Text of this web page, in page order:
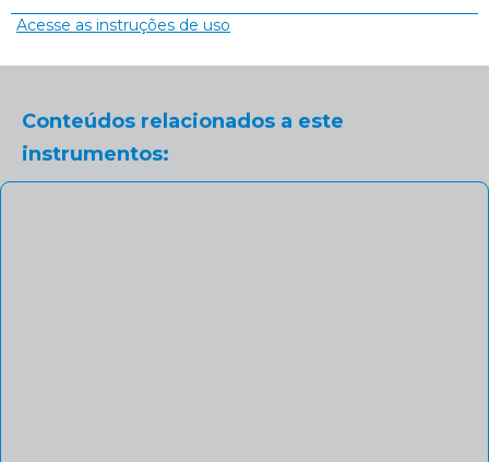
Acesse as instruções de uso
Conteúdos relacionados a este
instrumentos: